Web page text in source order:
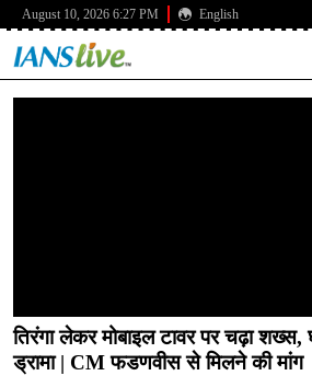
August 10, 2026 6:27 PM English
तिरंगा लेकर मोबाइल टावर पर चढ़ा शख्स,
ड्रामा | CM फडणवीस से मिलने की मांग